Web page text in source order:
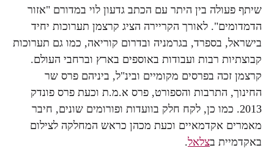
שיתף פעולה בין היתר עם הכתב גדעון לוי במדורם "אזור
הדמדומים". לאורך הקריירה הציג קרצמן תערוכות יחיד
בישראל, בספרד, בגרמניה ובדרום קוריאה, כמו גם תערוכות
קבוצתיות רבות ועבודות באוספים בארץ וברחבי העולם.
קרצמן זכה בפרסים מקומיים ובינ"ל, ביניהם פרס שר
החינוך, התרבות והספורט, פרס א.מ.ת וכעת פרס פונדק
2013. כמו כן, לקח חלק בוועדות ופורומים שונים, חיבר
מאמרים אקדמאיים וכעת מכהן כראש המחלקה לצילום
באקדמיית בצלאל.